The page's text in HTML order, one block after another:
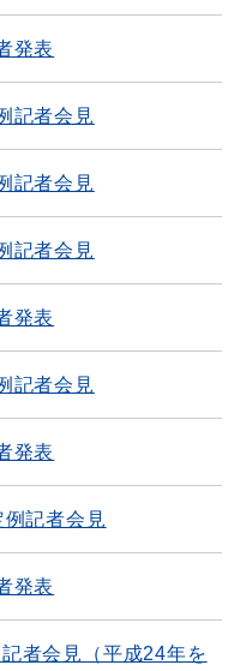
発表
記者会見
記者会見
記者会見
発表
記者会見
発表
記者会見
発表
者会見（平成24年を